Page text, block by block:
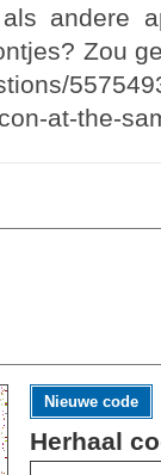
andere
Zou
at-the-
Nieuwe code
Herhaal